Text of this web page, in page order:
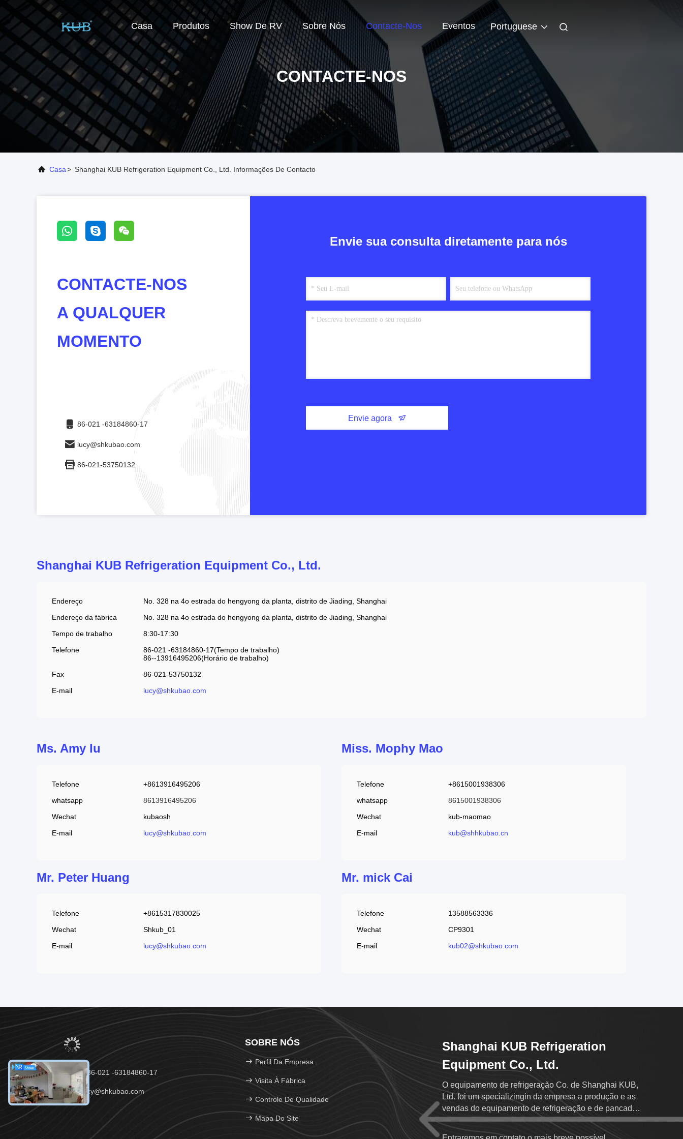
Casa Produtos Show De RV Sobre Nós Contacte-Nos Eventos Portuguese
CONTACTE-NOS
Casa> Shanghai KUB Refrigeration Equipment Co., Ltd. Informações De Contacto
CONTACTE-NOS
A QUALQUER
MOMENTO
86-021 -63184860-17
lucy@shkubao.com
86-021-53750132
Envie sua consulta diretamente para nós
Envie agora
Shanghai KUB Refrigeration Equipment Co., Ltd.
Endereço
No. 328 na 4o estrada do hengyong da planta, distrito de Jiading, Shanghai
Endereço da fábrica
No. 328 na 4o estrada do hengyong da planta, distrito de Jiading, Shanghai
Tempo de trabalho
8:30-17:30
Telefone
86-021 -63184860-17(Tempo de trabalho)
86--13916495206(Horário de trabalho)
Fax
86-021-53750132
E-mail
lucy@shkubao.com
Ms. Amy lu
Telefone
+8613916495206
whatsapp
8613916495206
Wechat
kubaosh
E-mail
lucy@shkubao.com
Miss. Mophy Mao
Telefone
+8615001938306
whatsapp
8615001938306
Wechat
kub-maomao
E-mail
kub@shhkubao.cn
Mr. Peter Huang
Telefone
+8615317830025
Wechat
Shkub_01
E-mail
lucy@shkubao.com
Mr. mick Cai
Telefone
13588563336
Wechat
CP9301
E-mail
kub02@shkubao.com
telefone：86-021 -63184860-17
E-mail：lucy@shkubao.com
SOBRE NÓS
Perfil Da Empresa
Visita À Fábrica
Controle De Qualidade
Mapa Do Site
Shanghai KUB Refrigeration
Equipment Co., Ltd.
O equipamento de refrigeração Co. de Shanghai KUB,
Ltd. foi um specializingin da empresa a produção e as
vendas do equipamento de refrigeração e de pancada
relacionada